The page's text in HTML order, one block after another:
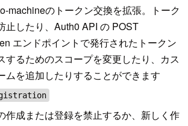
machineのトークン交換を拡張。トーク
止したり、Auth0 API の POST
エンドポイントで発行されたトークン
するためのスコープを変更したり、カス
ムを追加したりすることができます
作成または登録を禁止するか、新しく作